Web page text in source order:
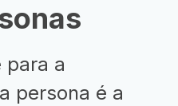
para a
persona é a